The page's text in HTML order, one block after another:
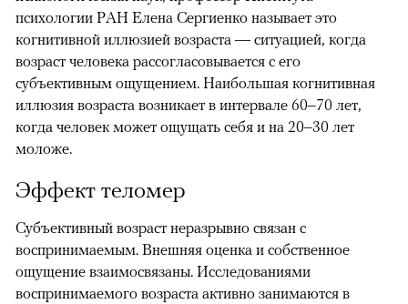
психологии РАН Елена Сергиенко называет это
когнитивной иллюзией возраста — ситуацией, когда
возраст человека рассогласовывается с его
субъективным ощущением. Наибольшая когнитивная
иллюзия возраста возникает в интервале 60–70 лет,
когда человек может ощущать себя и на 20–30 лет
моложе.
Эффект теломер
Субъективный возраст неразрывно связан с
воспринимаемым. Внешняя оценка и собственное
ощущение взаимосвязаны. Исследованиями
воспринимаемого возраста активно занимаются в